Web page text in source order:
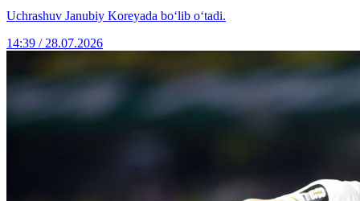
Uchrashuv Janubiy Koreyada bo‘lib o‘tadi.
14:39 / 28.07.2026